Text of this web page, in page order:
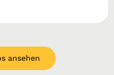
ansehen